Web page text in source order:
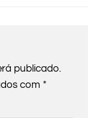
publicado.
com *